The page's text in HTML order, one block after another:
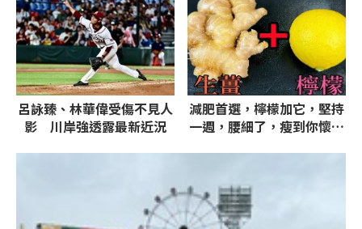
呂詠臻、林華偉受傷不見人
影 川岸強透露最新近況
減肥首選，檸檬加它，堅持
一週，腰細了，瘦到你懷疑